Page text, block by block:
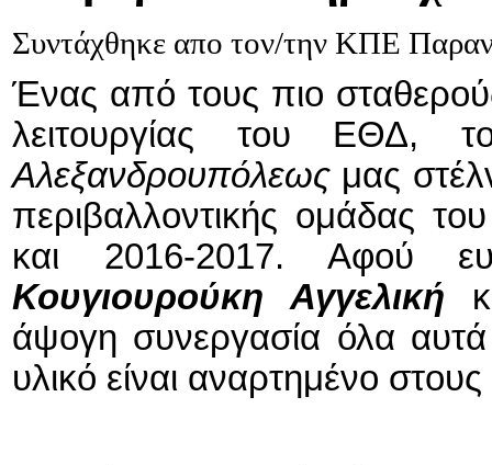
Συντάχθηκε απο τον/την ΚΠΕ
Ένας από τους πιο
λειτουργίας του ΕΘΔ,
Αλεξανδρουπόλεως μας
περιβαλλοντικής ομάδας
και 2016-2017. Αφού
Κουγιουρούκη Αγγελική
άψογη συνεργασία όλα
υλικό είναι αναρτημένο